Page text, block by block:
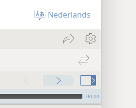
Nederlands
00:00